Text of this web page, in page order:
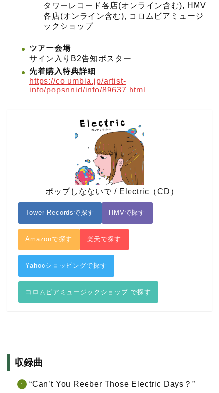
タワーレコード各店(オンライン含む), HMV
各店(オンライン含む), コロムビアミュージ
ックショップ
ツアー会場
サイン入りB2告知ポスター
先着購入特典詳細
https://columbia.jp/artist-
info/popsnnid/info/89637.html
ポップしなないで / Electric（CD）
Tower Recordsで探す HMVで探す
Amazonで探す 楽天で探す
Yahooショッピングで探す
コロムビアミュージックショップ で探す
収録曲
“Can’t You Reeber Those Electric Days？”